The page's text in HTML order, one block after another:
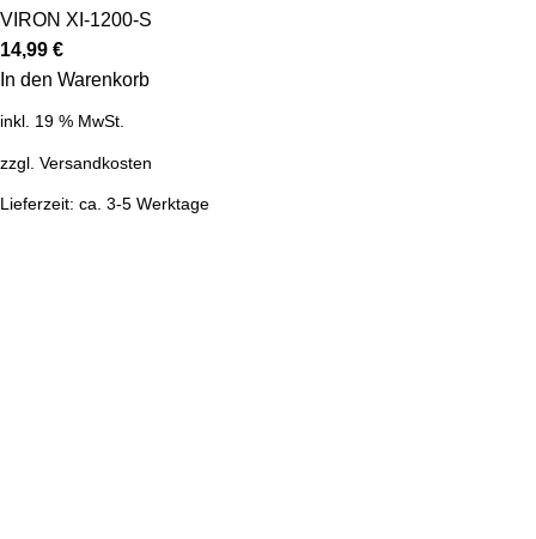
VIRON XI-1200-S
14,99 €
In den Warenkorb
inkl. 19 % MwSt.
zzgl. Versandkosten
Lieferzeit: ca. 3-5 Werktage